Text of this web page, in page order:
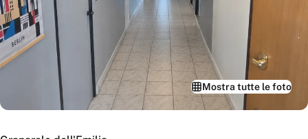
Mostra tutte le foto